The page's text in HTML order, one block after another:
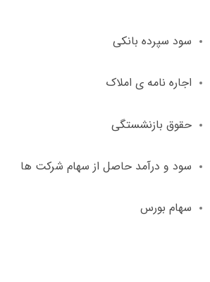
سود سپرده بانکی
اجاره نامه ی املاک
حقوق بازنشستگی
سود و درآمد حاصل از سهام شرکت ها
سهام بورس